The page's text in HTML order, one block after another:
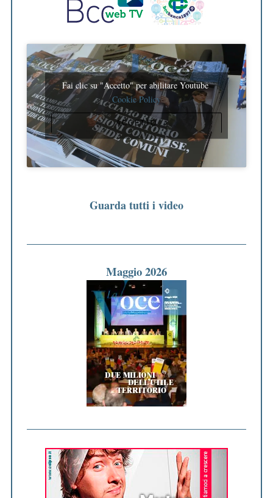
Fai clic su "Accetto" per abilitare Youtube
Cookie Policy
ACCETTO
Guarda tutti i video
Maggio 2026